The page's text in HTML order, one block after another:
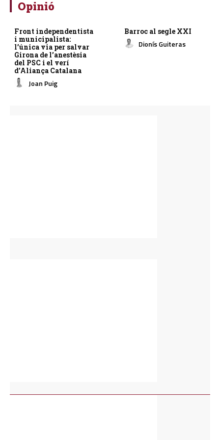
Opinió
Front independentista
i municipalista:
l’única via per salvar
Girona de l’anestèsia
del PSC i el verí
d’Aliança Catalana
Joan Puig
Barroc al segle XXI
Dionís Guiteras